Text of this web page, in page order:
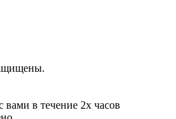
в течение 2х часов